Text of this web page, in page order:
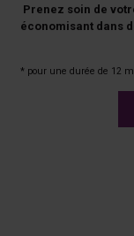
Prenez soin de
économisant dans
* pour une durée de 12